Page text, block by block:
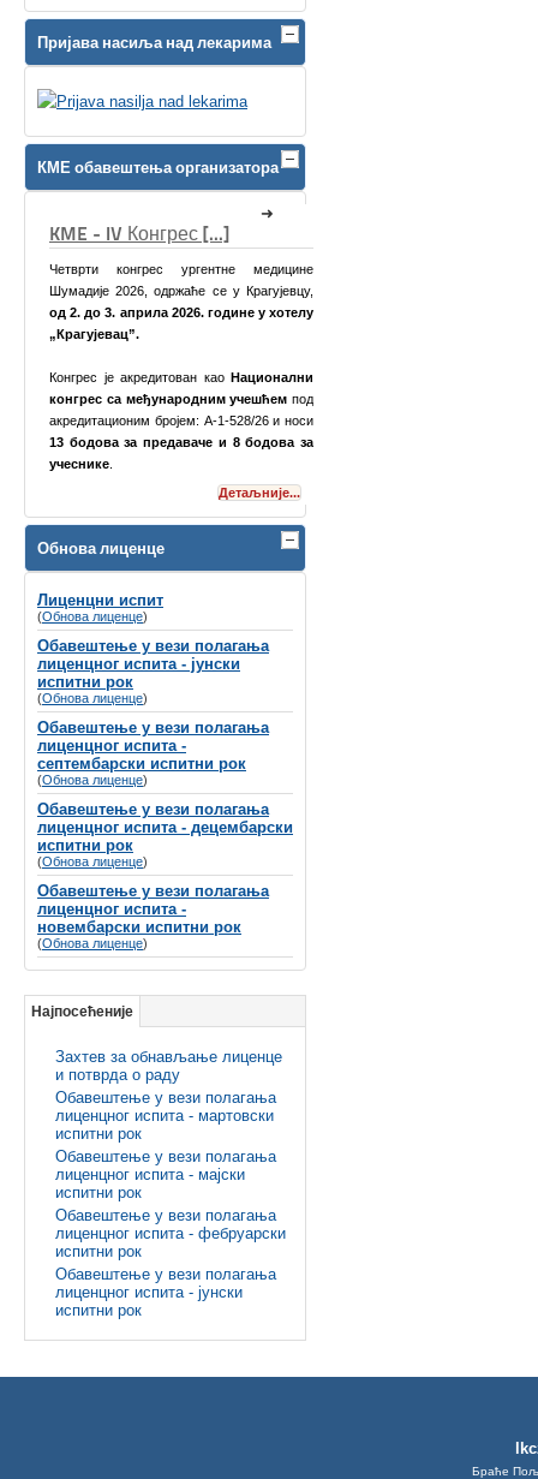
Пријава насиља над лекарима
КМЕ обавештења организатора
медицине
се у Крагујевцу,
године у хотелу
Национални
учешћемпод
А-1-528/26 и носи
и 8 бодова за
КМЕ Симпозијум [...]
Губитак слуха се често назива
због недостатка видљивих симптома, вец́
зато што је дуго био стигматизован у
друштву и недовољно препознат од
стране креатора здравствене политике и
буџета.
Обнова лиценце
Лиценцни испит
(Обнова лиценце)
Обавештење у вези полагања
лиценцног испита - јунски
испитни рок
(Обнова лиценце)
Обавештење у вези полагања
лиценцног испита -
септембарски испитни рок
(Обнова лиценце)
Обавештење у вези полагања
лиценцног испита - децембарски
испитни рок
(Обнова лиценце)
Обавештење у вези полагања
лиценцног испита -
новембарски испитни рок
(Обнова лиценце)
Најпосећеније
Захтев за обнављање лиценце
и потврда о раду
Обавештење у вези полагања
лиценцног испита - мартовски
испитни рок
Обавештење у вези полагања
лиценцног испита - мајски
испитни рок
Обавештење у вези полагања
лиценцног испита - фебруарски
испитни рок
Обавештење у вези полагања
лиценцног испита - јунски
испитни рок
Браће